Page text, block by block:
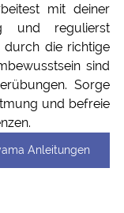
mit deiner
und regulierst
durch die richtige
sind
Sorge
und befreie
Anleitungen